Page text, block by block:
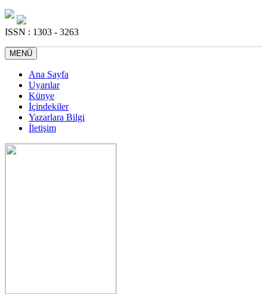
ISSN : 1303 - 3263
MENÜ
Ana Sayfa
Uyarılar
Künye
İçindekiler
Yazarlara Bilgi
İletişim